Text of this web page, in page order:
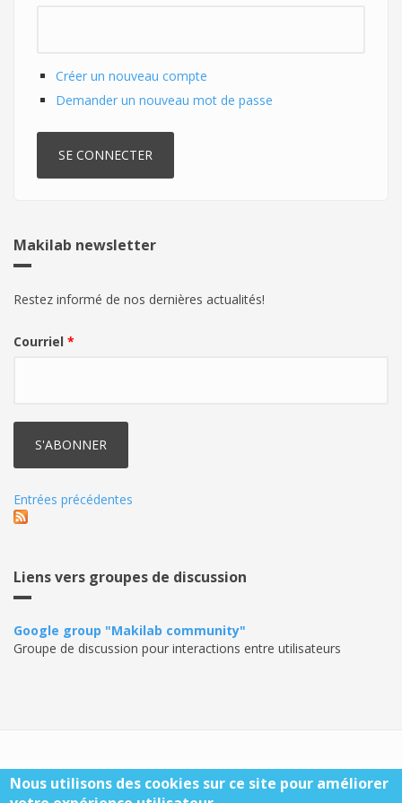
Créer un nouveau compte
Demander un nouveau mot de passe
Makilab newsletter
Restez informé de nos dernières actualités!
Courriel *
Entrées précédentes
Liens vers groupes de discussion
Google group "Makilab community"
Groupe de discussion pour interactions entre utilisateurs
Makilab A.S.B.L. - N° 0553665607 - IBAN: BE19 3631 3559 3512
- BIC: BBRUBEBB
Nous utilisons des cookies sur ce site pour améliorer